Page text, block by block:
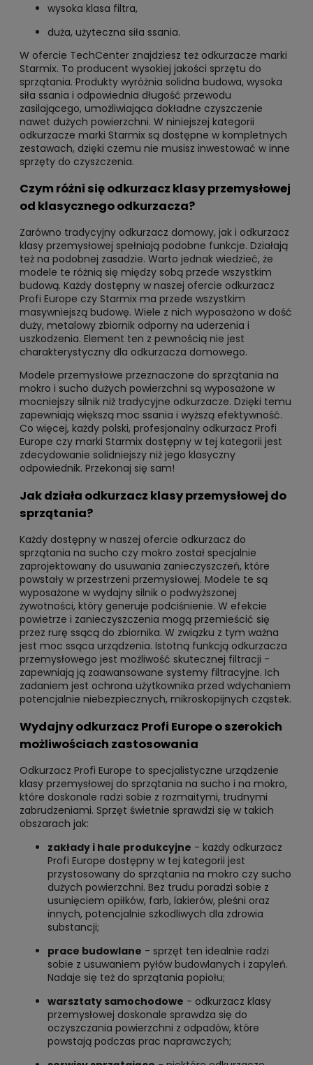
wysoka klasa filtra,
duża, użyteczna siła ssania.
W ofercie TechCenter znajdziesz też odkurzacze marki
Starmix. To producent wysokiej jakości sprzętu do
sprzątania. Produkty wyróżnia solidna budowa, wysoka
siła ssania i odpowiednia długość przewodu
zasilającego, umożliwiająca dokładne czyszczenie
nawet dużych powierzchni. W niniejszej kategorii
odkurzacze marki Starmix są dostępne w kompletnych
zestawach, dzięki czemu nie musisz inwestować w inne
sprzęty do czyszczenia.
Czym różni się odkurzacz klasy przemysłowej
od klasycznego odkurzacza?
Zarówno tradycyjny odkurzacz domowy, jak i odkurzacz
klasy przemysłowej spełniają podobne funkcje. Działają
też na podobnej zasadzie. Warto jednak wiedzieć, że
modele te różnią się między sobą przede wszystkim
budową. Każdy dostępny w naszej ofercie odkurzacz
Profi Europe czy Starmix ma przede wszystkim
masywniejszą budowę. Wiele z nich wyposażono w dość
duży, metalowy zbiornik odporny na uderzenia i
uszkodzenia. Element ten z pewnością nie jest
charakterystyczny dla odkurzacza domowego.
Modele przemysłowe przeznaczone do sprzątania na
mokro i sucho dużych powierzchni są wyposażone w
mocniejszy silnik niż tradycyjne odkurzacze. Dzięki temu
zapewniają większą moc ssania i wyższą efektywność.
Co więcej, każdy polski, profesjonalny odkurzacz Profi
Europe czy marki Starmix dostępny w tej kategorii jest
zdecydowanie solidniejszy niż jego klasyczny
odpowiednik. Przekonaj się sam!
Jak działa odkurzacz klasy przemysłowej do
sprzątania?
Każdy dostępny w naszej ofercie odkurzacz do
sprzątania na sucho czy mokro został specjalnie
zaprojektowany do usuwania zanieczyszczeń, które
powstały w przestrzeni przemysłowej. Modele te są
wyposażone w wydajny silnik o podwyższonej
żywotności, który generuje podciśnienie. W efekcie
powietrze i zanieczyszczenia mogą przemieścić się
przez rurę ssącą do zbiornika. W związku z tym ważna
jest moc ssąca urządzenia. Istotną funkcją odkurzacza
przemysłowego jest możliwość skutecznej filtracji -
zapewniają ją zaawansowane systemy filtracyjne. Ich
zadaniem jest ochrona użytkownika przed wdychaniem
potencjalnie niebezpiecznych, mikroskopijnych cząstek.
Wydajny odkurzacz Profi Europe o szerokich
możliwościach zastosowania
Odkurzacz Profi Europe to specjalistyczne urządzenie
klasy przemysłowej do sprzątania na sucho i na mokro,
które doskonale radzi sobie z rozmaitymi, trudnymi
zabrudzeniami. Sprzęt świetnie sprawdzi się w takich
obszarach jak:
zakłady i hale produkcyjne - każdy odkurzacz
Profi Europe dostępny w tej kategorii jest
przystosowany do sprzątania na mokro czy sucho
dużych powierzchni. Bez trudu poradzi sobie z
usunięciem opiłków, farb, lakierów, pleśni oraz
innych, potencjalnie szkodliwych dla zdrowia
substancji;
prace budowlane - sprzęt ten idealnie radzi
sobie z usuwaniem pyłów budowlanych i zapyleń.
Nadaje się też do sprzątania popiołu;
warsztaty samochodowe - odkurzacz klasy
przemysłowej doskonale sprawdza się do
oczyszczania powierzchni z odpadów, które
powstają podczas prac naprawczych;